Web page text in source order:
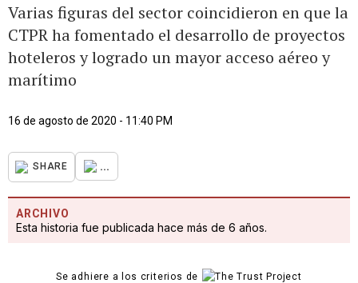
Varias figuras del sector coincidieron en que la
CTPR ha fomentado el desarrollo de proyectos
hoteleros y logrado un mayor acceso aéreo y
marítimo
16 de agosto de 2020 - 11:40 PM
SHARE ...
ARCHIVO
Esta historia fue publicada hace más de 6 años.
Se adhiere a los criterios de